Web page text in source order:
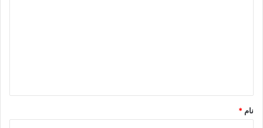
نام *